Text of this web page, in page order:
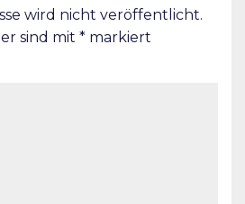
wird nicht veröffentlicht.
sind mit * markiert